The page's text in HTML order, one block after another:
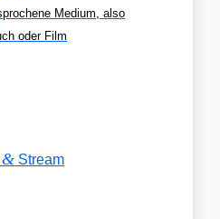
Medium, also
oder Film
& Stream